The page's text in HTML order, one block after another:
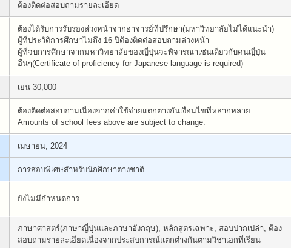
ต้องติดต่อสอบถามรายละเอียด
ต้องได้รับการรับรองล่วงหน้าจากอาจารย์ที่ปรึกษา(มหาวิทยาลัยไม่ได้แนะนำ)
ผู้ที่ประวัติการศึกษาไม่ถึง 16 ปีต้องติดต่อสอบถามล่วงหน้า
ผู้ที่จบการศึกษาจากมหาวิทยาลัยของญี่ปุ่นจะพิจารณาเช่นเดียวกับคนญี่ปุ่น
อื่นๆ(Certificate of proficiency for Japanese language is required)
เยน 30,000
ต้องติดต่อสอบถามเนื่องจากค่าใช้จ่ายแตกต่างกันเงื่อนไขที่หลากหลาย
Amounts of school fees above are subject to change.
เมษายน, 2024
การสอบพิเศษสำหรับนักศึกษาต่างชาติ
ยังไม่มีกำหนดการ
ภาษาศาสตร์(ภาษาญี่ปุ่นและภาษาอังกฤษ), หลักสูตรเฉพาะ, สอบปากเปล่า, ต้อง
สอบถามรายละเอียดเนื่องจากประสบการณ์แตกต่างกันตามวิชาเอกที่เรียน